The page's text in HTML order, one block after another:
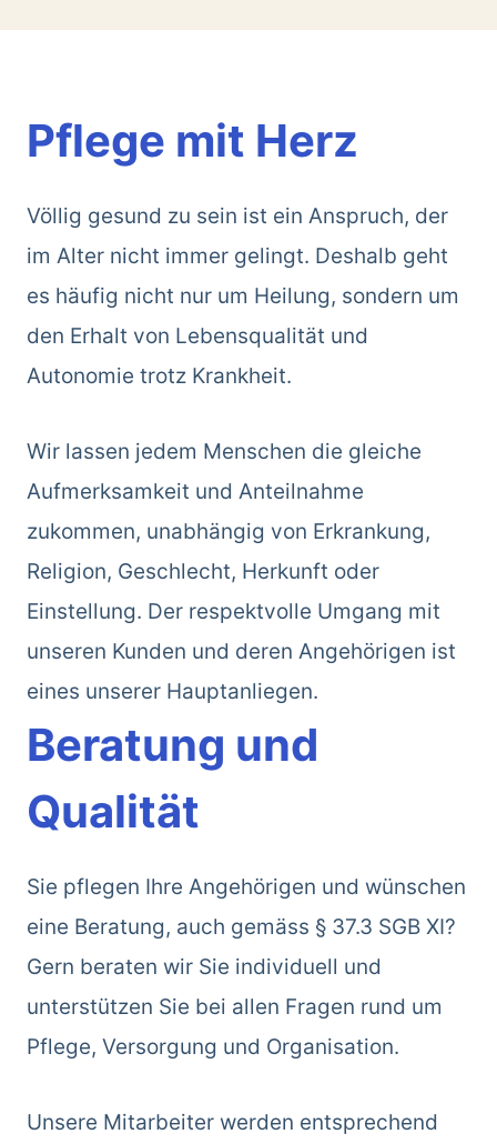
Pflege mit Herz
Völlig gesund zu sein ist ein Anspruch, der
im Alter nicht immer gelingt. Deshalb geht
es häufig nicht nur um Heilung, sondern um
den Erhalt von Lebensqualität und
Autonomie trotz Krankheit.
Wir lassen jedem Menschen die gleiche
Aufmerksamkeit und Anteilnahme
zukommen, unabhängig von Erkrankung,
Religion, Geschlecht, Herkunft oder
Einstellung. Der respektvolle Umgang mit
unseren Kunden und deren Angehörigen ist
eines unserer Hauptanliegen.
Beratung und
Qualität
Sie pflegen Ihre Angehörigen und wünschen
eine Beratung, auch gemäss § 37.3 SGB XI?
Gern beraten wir Sie individuell und
unterstützen Sie bei allen Fragen rund um
Pflege, Versorgung und Organisation.
Unsere Mitarbeiter werden entsprechend